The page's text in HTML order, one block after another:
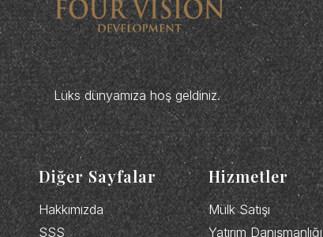
Lüks dünyamıza hoş geldiniz.
Diğer Sayfalar
Hakkımızda
SSS
Hizmetler
Mülk Satışı
Yatırım Danışmanlığı